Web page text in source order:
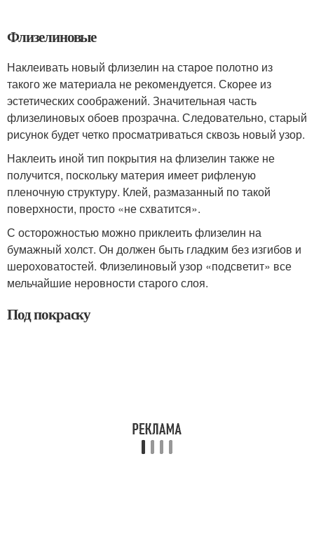
Флизелиновые
Наклеивать новый флизелин на старое полотно из
такого же материала не рекомендуется. Скорее из
эстетических соображений. Значительная часть
флизелиновых обоев прозрачна. Следовательно, старый
рисунок будет четко просматриваться сквозь новый узор.
Наклеить иной тип покрытия на флизелин также не
получится, поскольку материя имеет рифленую
пленочную структуру. Клей, размазанный по такой
поверхности, просто «не схватится».
С осторожностью можно приклеить флизелин на
бумажный холст. Он должен быть гладким без изгибов и
шероховатостей. Флизелиновый узор «подсветит» все
мельчайшие неровности старого слоя.
Под покраску